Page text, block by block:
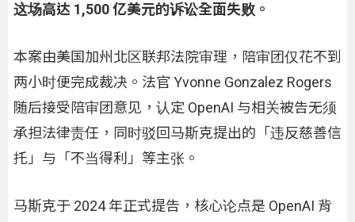
这场高达 1,500 亿美元的诉讼全面失败。
本案由美国加州北区联邦法院审理，陪审团仅花不到
两小时便完成裁决。法官 Yvonne Gonzalez Rogers
随后接受陪审团意见，认定 OpenAI 与相关被告无须
承担法律责任，同时驳回马斯克提出的「违反慈善信
托」与「不当得利」等主张。
马斯克于 2024 年正式提告，核心论点是 OpenAI 背